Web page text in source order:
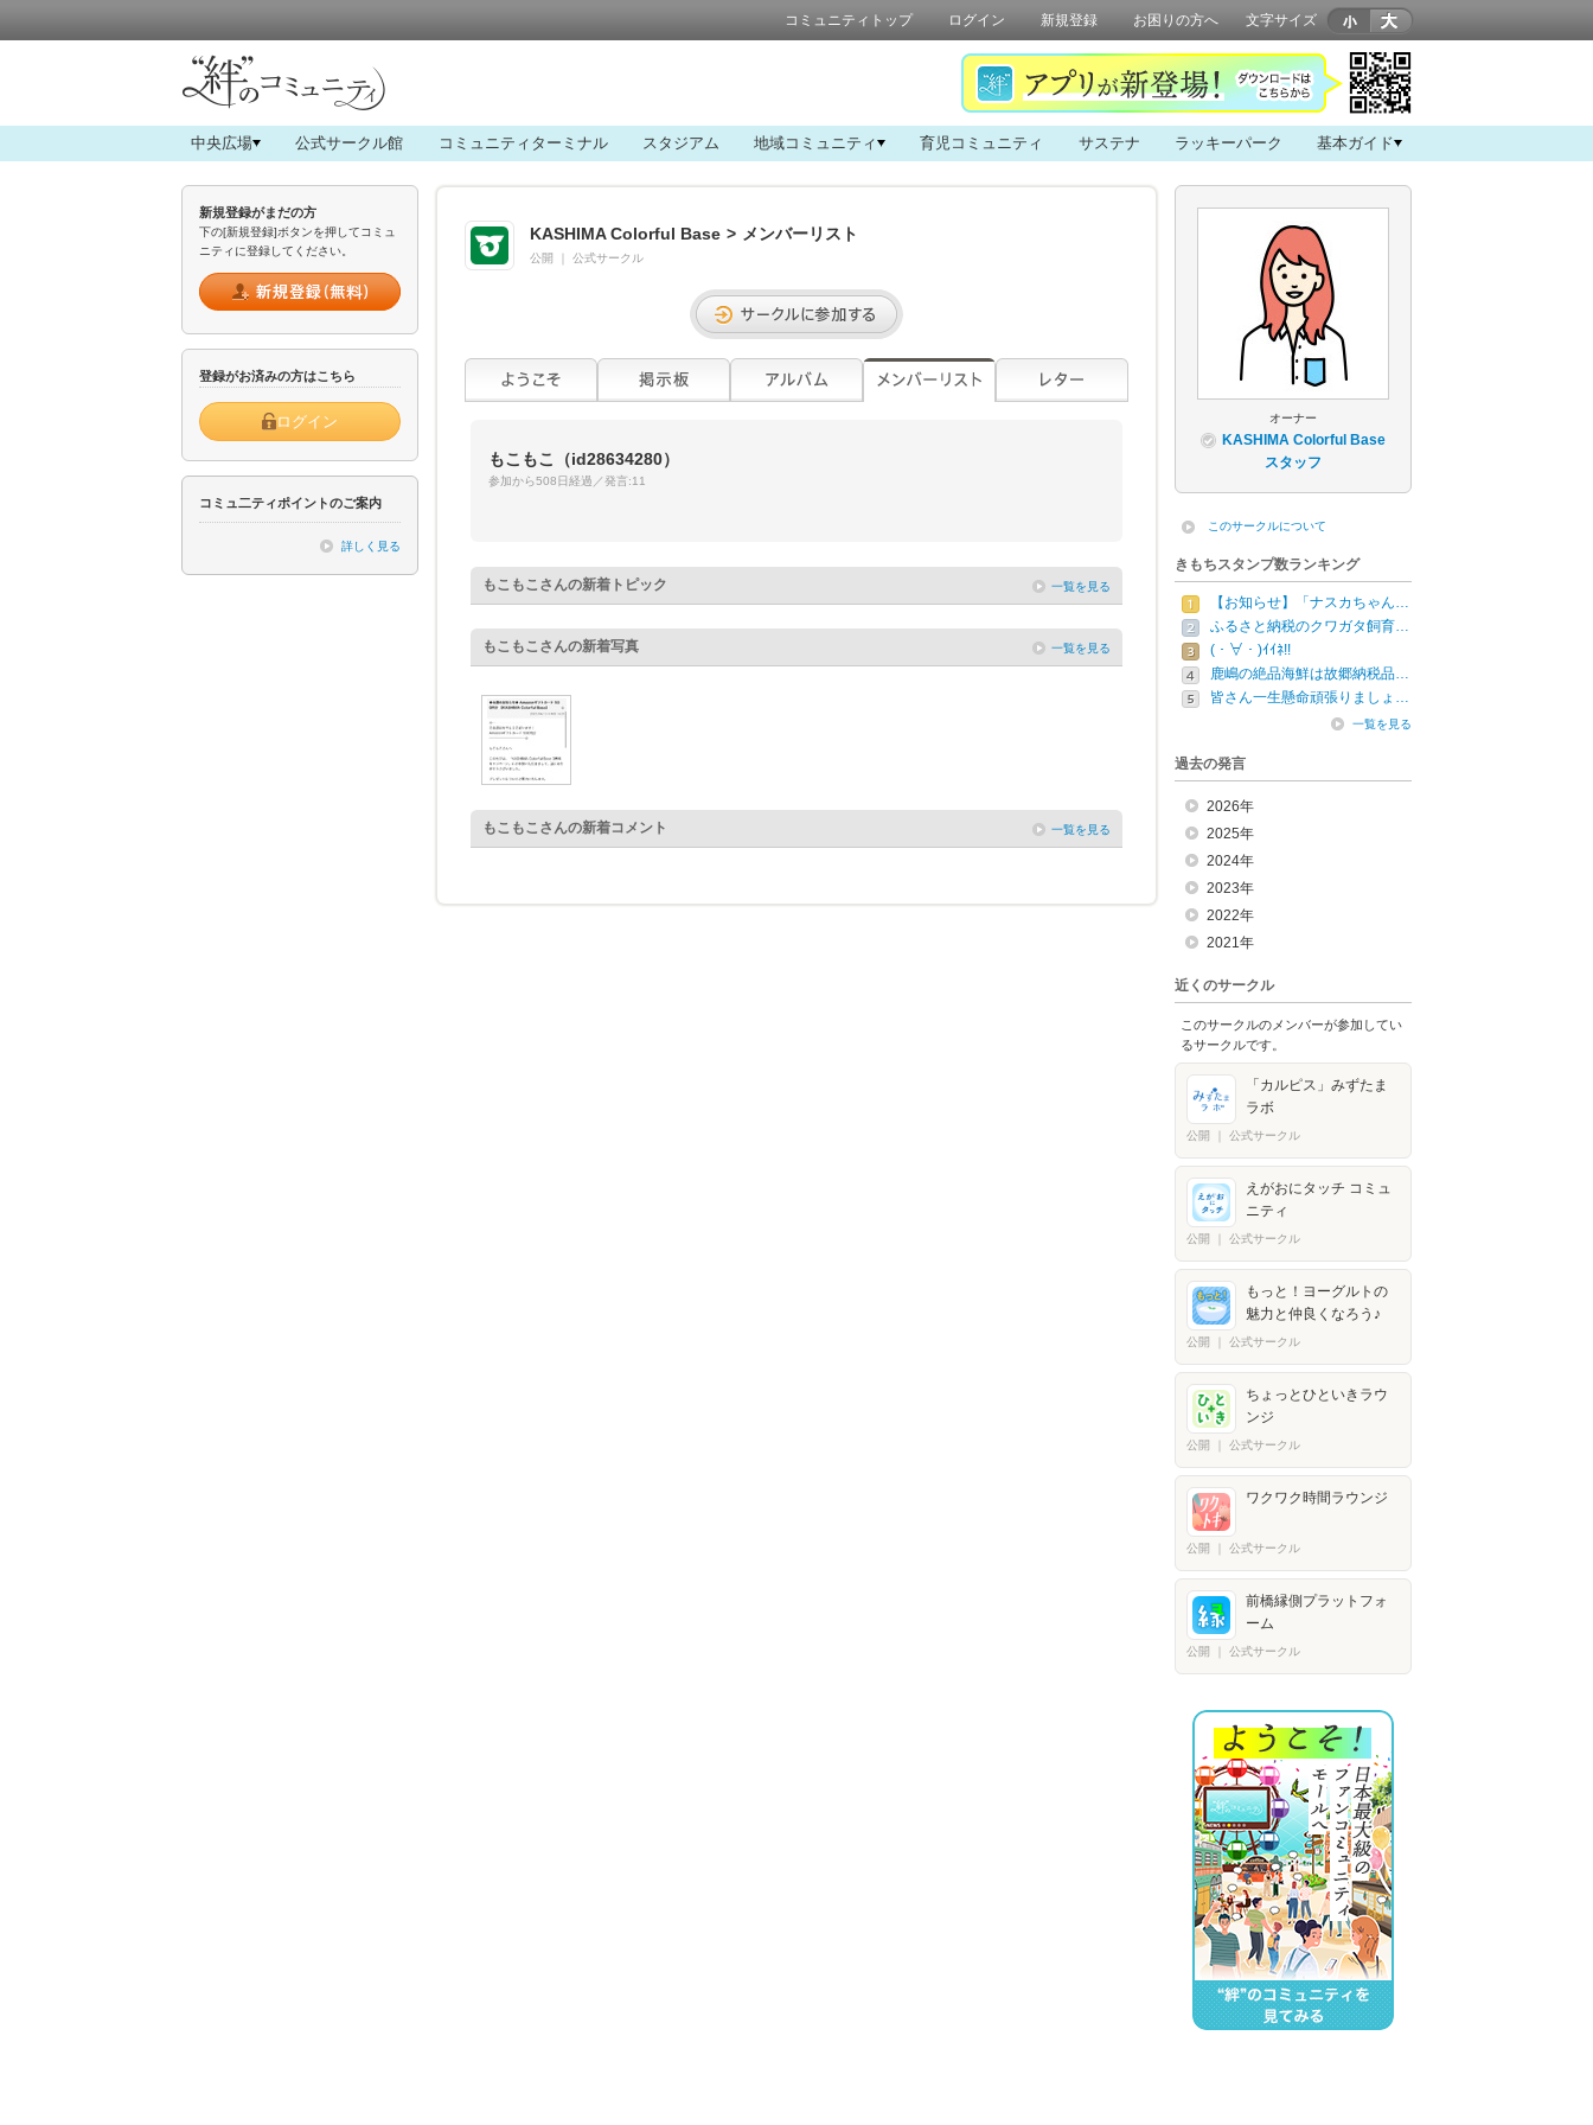
コミュニティトップ ログイン 新規登録 お困りの方へ 文字サイズ
中央広場 公式サークル館 コミュニティターミナル スタジアム 地域コミュニティ 育児コミュニティ サステナ ラッキーパーク 基本ガイド
新規登録がまだの方
下の[新規登録]ボタンを押してコミュ
ニティに登録してください。
登録がお済みの方はこちら
ログイン
コミュ二ティポイントのご案内
詳しく見る
KASHIMA Colorful Base > メンバーリスト
公開 公式サークル
もこもこ （id28634280）
参加から508日経過／発言:11
もこもこ さんの新着トピック 一覧を見る
もこもこ さんの新着写真 一覧を見る
もこもこ さんの新着コメント 一覧を見る
オーナー
KASHIMA Colorful Base
スタッフ
このサークルについて
きもちスタンプ数ランキング
【お知らせ】「ナスカちゃん…
ふるさと納税のクワガタ飼育…
(・∀・)ｲｲﾈ!!
鹿嶋の絶品海鮮は故郷納税品…
皆さん一生懸命頑張りましょ…
一覧を見る
過去の発言
2026年
2025年
2024年
2023年
2022年
2021年
近くのサークル
このサークルのメンバーが参加してい
るサークルです。
「カルピス」みずたま
ラボ
公開 公式サークル
えがおにタッチ コミュ
ニティ
公開 公式サークル
もっと！ヨーグルトの
魅力と仲良くなろう♪
公開 公式サークル
ちょっとひといきラウ
ンジ
公開 公式サークル
ワクワク時間ラウンジ
公開 公式サークル
前橋縁側プラットフォ
ーム
公開 公式サークル